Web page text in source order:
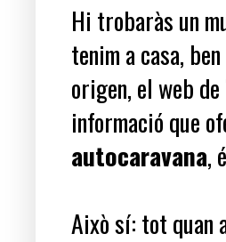
Hi trobaràs un
tenim a casa,
origen, el web de
informació que
autocaravana,
Això sí: tot quan